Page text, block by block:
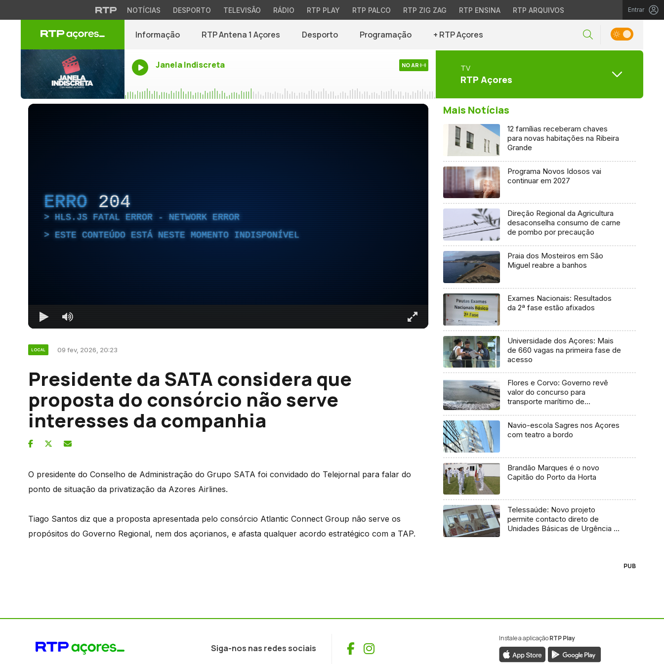
NOTÍCIAS DESPORTO TELEVISÃO RÁDIO RTP PLAY RTP PALCO RTP ZIG ZAG RTP ENSINA RTP ARQUIVOS Entrar
Informação RTP Antena 1 Açores Desporto Programação + RTP Açores
Janela Indiscreta NO AR TV
RTP Açores
ERRO 204
HLS.JS FATAL ERROR - NETWORK ERROR
ESTE CONTEÚDO ESTÁ NESTE MOMENTO INDISPONÍVEL
LOCAL 09 fev, 2026, 20:23
Presidente da SATA considera que
proposta do consórcio não serve
interesses da companhia
O presidente do Conselho de Administração do Grupo SATA foi convidado do Telejornal para falar do
ponto de situação da privatização da Azores Airlines.
Tiago Santos diz que a proposta apresentada pelo consórcio Atlantic Connect Group não serve os
propósitos do Governo Regional, nem dos açorianos, e afasta qualquer acordo estratégico com a TAP.
Mais Notícias
12 famílias receberam chaves
para novas habitações na Ribeira
Grande
Programa Novos Idosos vai
continuar em 2027
Direção Regional da Agricultura
desaconselha consumo de carne
de pombo por precaução
Praia dos Mosteiros em São
Miguel reabre a banhos
Exames Nacionais: Resultados
da 2ª fase estão afixados
Universidade dos Açores: Mais
de 660 vagas na primeira fase de
acesso
Flores e Corvo: Governo revê
valor do concurso para
transporte marítimo de
Navio-escola Sagres nos Açores
com teatro a bordo
Brandão Marques é o novo
Capitão do Porto da Horta
Telessaúde: Novo projeto
permite contacto direto de
Unidades Básicas de Urgência e
PUB
Siga-nos nas redes sociais Facebook
Instagram
Instale a aplicaçãoRTP Play